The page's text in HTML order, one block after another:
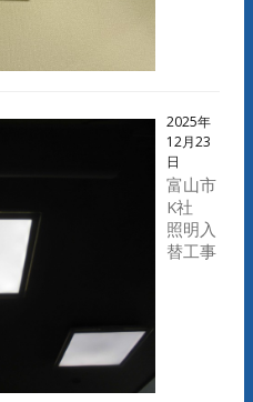
2025年
12月23
日
富山市
K社
照明入
替工事